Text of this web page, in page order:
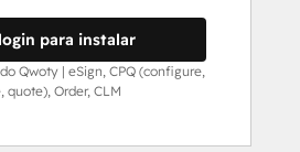
para instalar
Qwoty | eSign, CPQ (configure,
quote), Order, CLM